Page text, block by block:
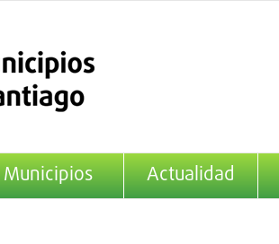
Municipios Actualidad